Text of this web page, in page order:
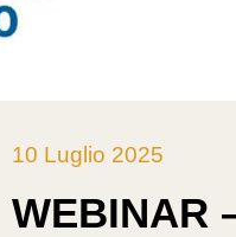
10 Luglio 2025
WEBINAR